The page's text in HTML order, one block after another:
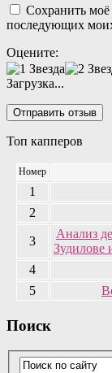
Сохранить моё
последующих
Оцените:
Загрузка...
Топ капперов
Номер
1
2
3
Анализ
Зудилове
4
5
Поиск